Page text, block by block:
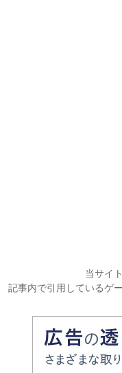
当サイ
記事内で引用しているゲ